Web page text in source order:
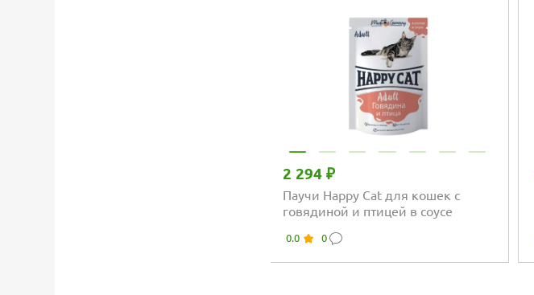
2 294 ₽
Паучи Happy Cat для кошек с
говядиной и птицей в соусе
0.0 0